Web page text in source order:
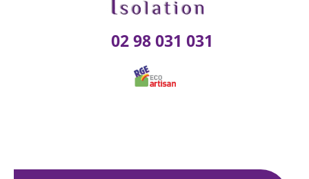
02 98 031 031